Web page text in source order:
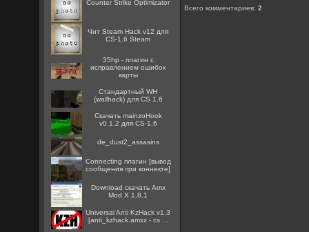
Counter Strike Optimizator
Чит Steam Hack v12 для
CS-1.6 Steam
35hp - плагин с
исправлением ошибок
карты
Стандартный WH
(wallhack) для CS 1.6
Скачать mainzoHook
v0.1.2 для CS-1.6
de_dust2_assasins
Connecting плагин [вывод
сообщения при коннекте]
Download скачать Amx
Mod X 1.8.1
Universal Anti KzHack v1.3
[anti_kzhack.amxx - cs ...
Всего комментариев:2